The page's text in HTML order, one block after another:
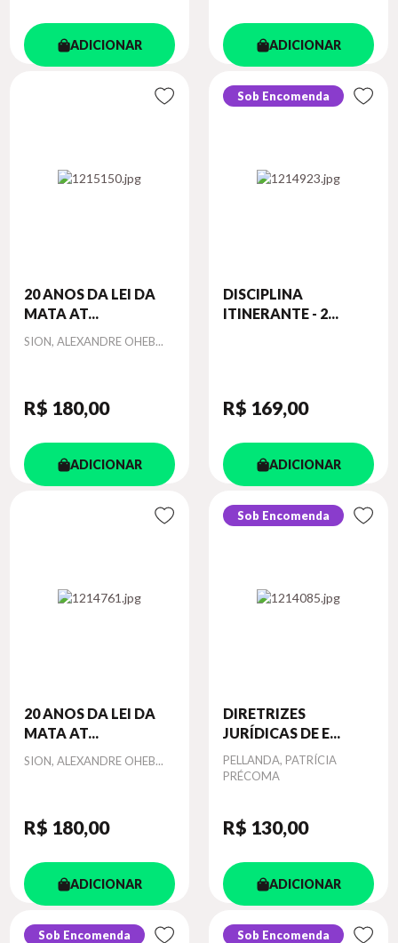
ADICIONAR ADICIONAR
20 ANOS DA LEI DA
MATA AT...
Autor
SION, ALEXANDRE OHEB...
R$ 180,00
ADICIONAR
Sob Encomenda
DISCIPLINA
ITINERANTE - 2...
R$ 169,00
ADICIONAR
20 ANOS DA LEI DA
MATA AT...
Autor
SION, ALEXANDRE OHEB...
R$ 180,00
ADICIONAR
Sob Encomenda
DIRETRIZES
JURÍDICAS DE E...
Autor
PELLANDA, PATRÍCIA
PRÉCOMA
R$ 130,00
ADICIONAR
Sob Encomenda Sob Encomenda